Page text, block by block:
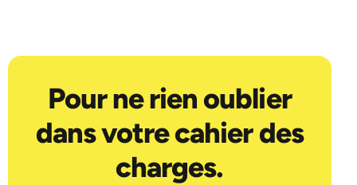
Pour ne rien oublier
dans votre cahier des
charges.